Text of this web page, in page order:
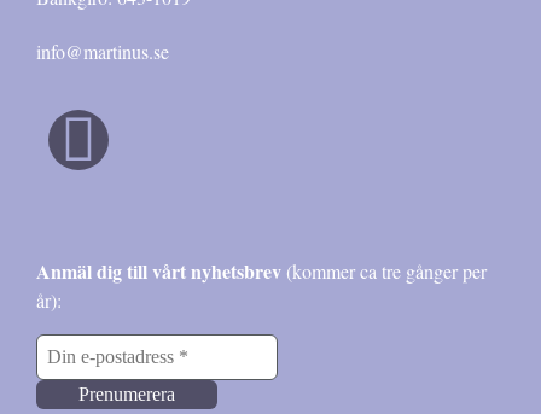
info@martinus.se
Anmäl dig till vårt nyhetsbrev (kommer ca tre gånger per
år):